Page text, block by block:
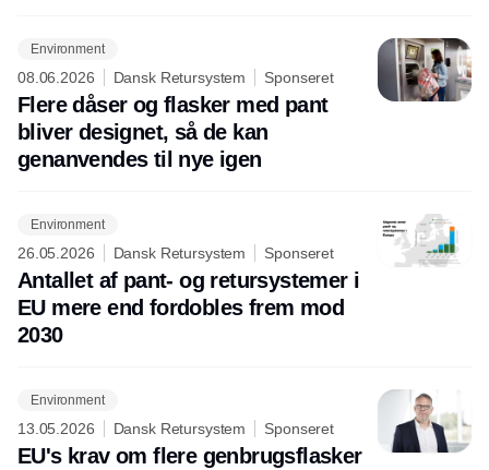
Environment
08.06.2026 Dansk Retursystem Sponseret
Flere dåser og flasker med pant
bliver designet, så de kan
genanvendes til nye igen
Environment
26.05.2026 Dansk Retursystem Sponseret
Antallet af pant- og retursystemer i
EU mere end fordobles frem mod
2030
Environment
13.05.2026 Dansk Retursystem Sponseret
EU's krav om flere genbrugsflasker